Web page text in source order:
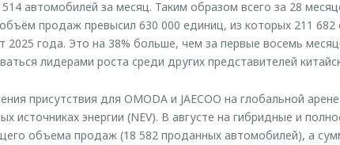
автомобилей за месяц. Таким образом всего за 28
продаж превысил 630 000 единиц, из которых 211 682
2025 года. Это на 38% больше, чем за первые восемь
лидерами роста среди других представителей
присутствия для OMODA и JAECOO на глобальной
источниках энергии (NEV). В августе на гибридные и
объема продаж (18 582 проданных автомобилей), а